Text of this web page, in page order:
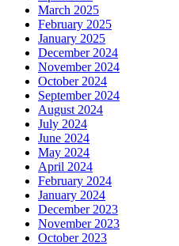
March 2025
February 2025
January 2025
December 2024
November 2024
October 2024
September 2024
August 2024
July 2024
June 2024
May 2024
April 2024
February 2024
January 2024
December 2023
November 2023
October 2023